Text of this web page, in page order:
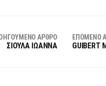
ΆΡΘΡΟ
ΣΙΟΥΛΑ ΙΩΑΝΝΑ
ΕΠΌΜΕΝΟ